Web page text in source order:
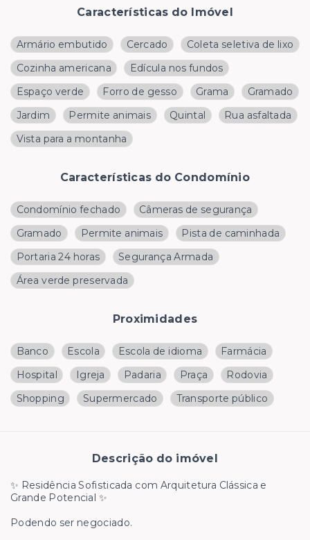
Características do Imóvel
Armário embutido Cercado
Coleta seletiva de lixo
Cozinha americana
Edícula nos fundos
Espaço verde
Forro de gesso Grama
Gramado
Jardim
Permite animais Quintal
Rua asfaltada
Vista para a montanha
Características do Condomínio
Condomínio fechado
Câmeras de segurança
Gramado
Permite animais
Pista de caminhada
Portaria 24 horas
Segurança Armada
Área verde preservada
Proximidades
Banco Escola Escola de idioma
Farmácia
Hospital
Igreja Padaria Praça
Rodovia
Shopping
Supermercado Transporte público
Descrição do imóvel
✨ Residência Sofisticada com Arquitetura Clássica e
Grande Potencial ✨
Podendo ser negociado.